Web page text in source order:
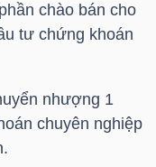
chào bán cho
tư chứng khoán
nhượng 1
chuyên nghiệp